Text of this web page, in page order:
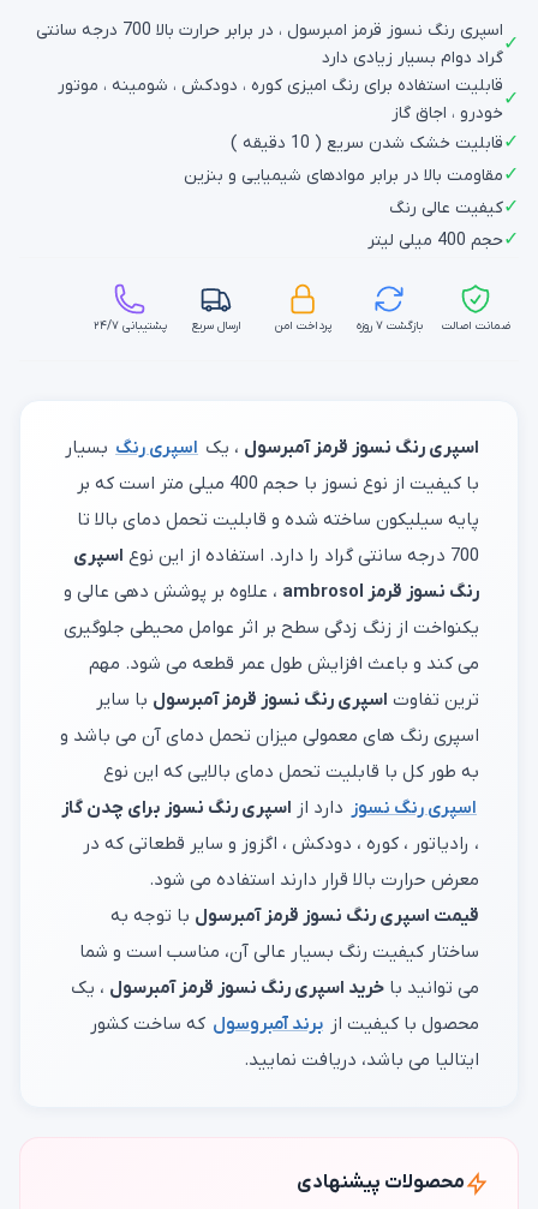
✓
اسپری رنگ نسوز قرمز امبرسول ، در برابر حرارت بالا 700 درجه سانتی
گراد دوام بسیار زیادی دارد
✓
قابلیت استفاده برای رنگ امیزی کوره ، دودکش ، شومینه ، موتور
خودرو ، اجاق گاز
✓قابلیت خشک شدن سریع ( 10 دقیقه )
✓مقاومت بالا در برابر موادهای شیمیایی و بنزین
✓کیفیت عالی رنگ
✓حجم 400 میلی لیتر
ضمانت اصالت بازگشت ۷ روزه پرداخت امن ارسال سریع پشتیبانی ۲۴/۷
اسپری رنگ نسوز قرمز آمبرسول ، یک اسپری رنگ بسیار
با کیفیت از نوع نسوز با حجم 400 میلی متر است که بر
پایه سیلیکون ساخته شده و قابلیت تحمل دمای بالا تا
700 درجه سانتی گراد را دارد. استفاده از این نوع
اسپری
رنگ نسوز قرمز ambrosol
، علاوه بر پوشش دهی عالی و
یکنواخت از زنگ زدگی سطح بر اثر عوامل محیطی جلوگیری
می کند و باعث افزایش طول عمر قطعه می شود. مهم
ترین تفاوت اسپری رنگ نسوز قرمز آمبرسول با سایر
اسپری رنگ های معمولی میزان تحمل دمای آن می باشد و
به طور کل با قابلیت تحمل دمای بالایی که این نوع
اسپری رنگ نسوز دارد از اسپری رنگ نسوز برای چدن گاز
، رادیاتور ، کوره ، دودکش ، اگزوز و سایر قطعاتی که در
معرض حرارت بالا قرار دارند استفاده می شود.
قیمت اسپری رنگ نسوز قرمز آمبرسول با توجه به
ساختار کیفیت رنگ بسیار عالی آن، مناسب است و شما
می توانید با خرید اسپری رنگ نسوز قرمز آمبرسول ، یک
محصول با کیفیت از برند آمبروسول که ساخت کشور
ایتالیا می باشد، دریافت نمایید.
محصولات پیشنهادی